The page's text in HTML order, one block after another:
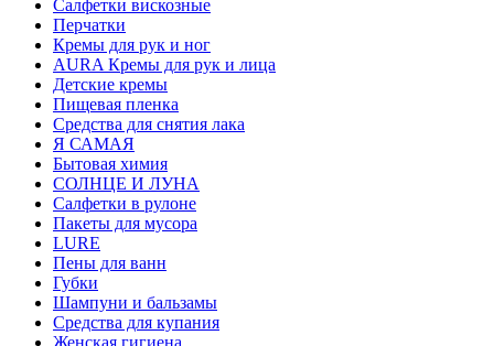
Салфетки вискозные
Перчатки
Кремы для рук и ног
AURA Кремы для рук и лица
Детские кремы
Пищевая пленка
Средства для снятия лака
Я САМАЯ
Бытовая химия
СОЛНЦЕ И ЛУНА
Салфетки в рулоне
Пакеты для мусора
LURE
Пены для ванн
Губки
Шампуни и бальзамы
Средства для купания
Женская гигиена